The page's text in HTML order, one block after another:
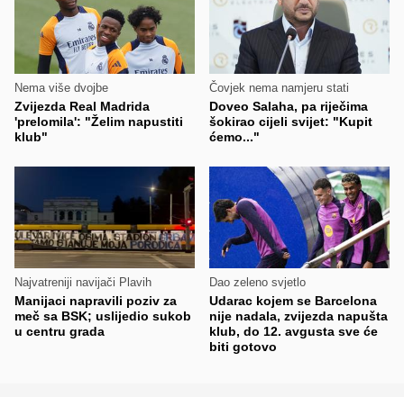
Nema više dvojbe
Zvijezda Real Madrida
'prelomila': "Želim napustiti
klub"
Čovjek nema namjeru stati
Doveo Salaha, pa riječima
šokirao cijeli svijet: "Kupit
ćemo..."
Najvatreniji navijači Plavih
Manijaci napravili poziv za
meč sa BSK; uslijedio sukob
u centru grada
Dao zeleno svjetlo
Udarac kojem se Barcelona
nije nadala, zvijezda napušta
klub, do 12. avgusta sve će
biti gotovo